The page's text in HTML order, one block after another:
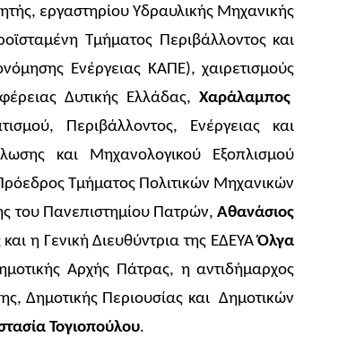
εργαστηρίου Υδραυλικής Μηχανικής
Τμήματος Περιβάλλοντος και
Ενέργειας ΚΑΠΕ), χαιρετισμούς
Δυτικής Ελλάδας,Χαράλαμπος
Περιβάλλοντος, Ενέργειας και
και Μηχανολογικού Εξοπλισμού
Τμήματος Πολιτικών Μηχανικών
του Πανεπιστημίου Πατρών,Αθανάσιος
και η Γενική Διευθύντρια της ΕΔΕΥΑΌλγα
Αρχής Πάτρας, η αντιδήμαρχος
Δημοτικής Περιουσίας και Δημοτικών
Τογιοπούλου.